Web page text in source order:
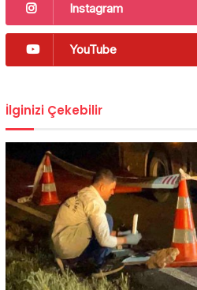
Instagram
YouTube
İlginizi Çekebilir